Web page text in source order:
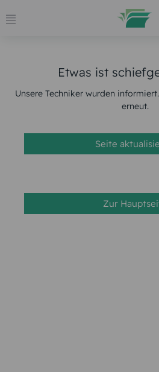
Etwas ist
Unsere Techniker wurden
erneut.
Seite
Zur